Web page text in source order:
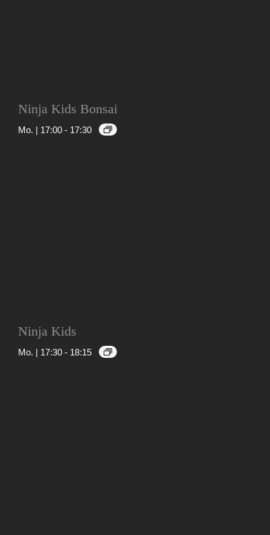
Ninja Kids Bonsai
Mo. | 17:00 - 17:30
Ninja Kids
Mo. | 17:30 - 18:15